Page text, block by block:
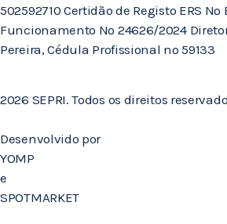
502592710 Certidão de Registo ERS
Funcionamento Nº 24626/2024
Pereira, Cédula Profissional nº 59133
2026 SEPRI. Todos os direitos
Desenvolvido por
YOMP
e
SPOTMARKET